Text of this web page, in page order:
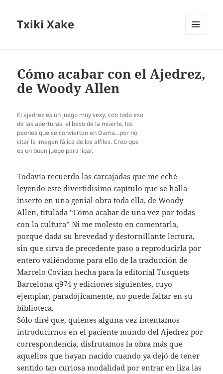
Txiki Xake
Cómo acabar con el Ajedrez,
de Woody Allen
El ajedrez es un juego muy sexy, con todo eso
de las aperturas, el beso de la muerte, los
peones que se convierten en Dama...por no
citar la imagen fálica de los alfiles. Creo que
es un buen juego para ligar.
Todavía recuerdo las carcajadas que me eché
leyendo este divertidísimo capítulo que se halla
inserto en una genial obra toda ella, de Woody
Allen, titulada “Cómo acabar de una vez por todas
con la cultura” Ni me molesto en comentarla,
porque dada su brevedad y destornillante lectura,
sin que sirva de precedente paso a reproducirla por
entero valiéndome para ello de la traducción de
Marcelo Covian hecha para la editorial Tusquets
Barcelona q974 y ediciones siguientes, cuyo
ejemplar, paradójicamente, no puede faltar en su
biblioteca.
Sólo diré que, quienes alguna vez intentamos
introducirnos en el paciente mundo del Ajedrez por
correspondencia, disfrutamos la obra más que
aquellos que hayan nacido cuando ya dejó de tener
sentido tan curiosa modalidad por entrar en liza las